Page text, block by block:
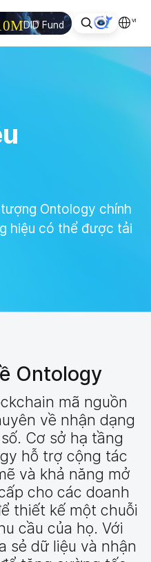
DID Fund VI
Ontology chính
hiệu có thể được tải
Ontology
mã nguồn
về nhận dạng
Cơ sở hạ tầng
hỗ trợ cộng tác
và khả năng mở
cho các doanh
thiết kế một chuỗi
cầu của họ. Với
sẻ dữ liệu và nhận